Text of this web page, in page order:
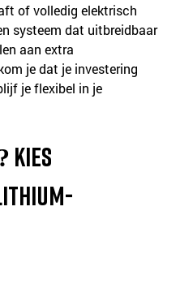
of volledig elektrisch
systeem dat uitbreidbaar
aan extra
je dat je investering
je flexibel in je
Kies